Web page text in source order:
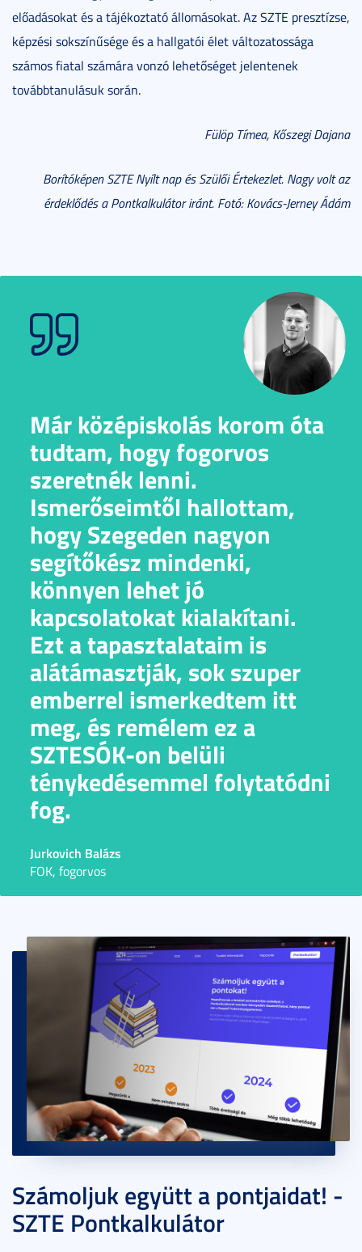
előadásokat és a tájékoztató állomásokat. Az SZTE presztízse,
képzési sokszínűsége és a hallgatói élet változatossága
számos fiatal számára vonzó lehetőséget jelentenek
továbbtanulásuk során.
Fülöp Tímea, Kőszegi Dajana
Borítóképen SZTE Nyílt nap és Szülői Értekezlet. Nagy volt az
érdeklődés a Pontkalkulátor iránt. Fotó: Kovács-Jerney Ádám
Már középiskolás korom óta
tudtam, hogy fogorvos
szeretnék lenni.
Ismerőseimtől hallottam,
hogy Szegeden nagyon
segítőkész mindenki,
könnyen lehet jó
kapcsolatokat kialakítani.
Ezt a tapasztalataim is
alátámasztják, sok szuper
emberrel ismerkedtem itt
meg, és remélem ez a
SZTESÓK-on belüli
ténykedésemmel folytatódni
fog.
Jurkovich Balázs
FOK, fogorvos
Számoljuk együtt a pontjaidat! -
SZTE Pontkalkulátor